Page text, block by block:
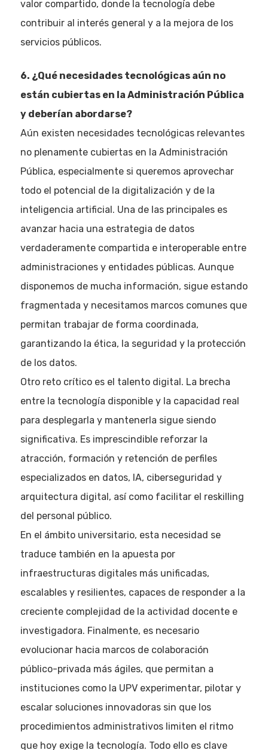
valor compartido, donde la tecnología debe
contribuir al interés general y a la mejora de los
servicios públicos.
6. ¿Qué necesidades tecnológicas aún no
están cubiertas en la Administración Pública
y deberían abordarse?
Aún existen necesidades tecnológicas relevantes
no plenamente cubiertas en la Administración
Pública, especialmente si queremos aprovechar
todo el potencial de la digitalización y de la
inteligencia artificial. Una de las principales es
avanzar hacia una estrategia de datos
verdaderamente compartida e interoperable entre
administraciones y entidades públicas. Aunque
disponemos de mucha información, sigue estando
fragmentada y necesitamos marcos comunes que
permitan trabajar de forma coordinada,
garantizando la ética, la seguridad y la protección
de los datos.
Otro reto crítico es el talento digital. La brecha
entre la tecnología disponible y la capacidad real
para desplegarla y mantenerla sigue siendo
significativa. Es imprescindible reforzar la
atracción, formación y retención de perfiles
especializados en datos, IA, ciberseguridad y
arquitectura digital, así como facilitar el reskilling
del personal público.
En el ámbito universitario, esta necesidad se
traduce también en la apuesta por
infraestructuras digitales más unificadas,
escalables y resilientes, capaces de responder a la
creciente complejidad de la actividad docente e
investigadora. Finalmente, es necesario
evolucionar hacia marcos de colaboración
público-privada más ágiles, que permitan a
instituciones como la UPV experimentar, pilotar y
escalar soluciones innovadoras sin que los
procedimientos administrativos limiten el ritmo
que hoy exige la tecnología. Todo ello es clave